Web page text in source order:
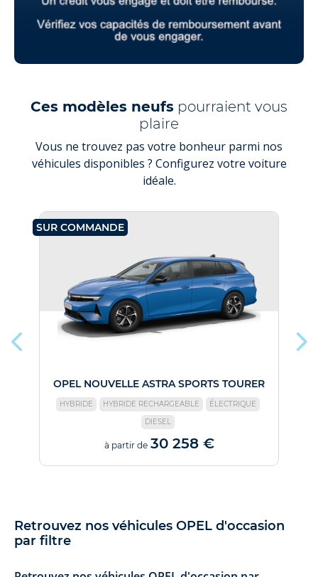
Ces modèles neufs pourraient vous
plaire
Vous ne trouvez pas votre bonheur parmi nos
véhicules disponibles ? Configurez votre voiture
idéale.
SUR COMMANDE
OPEL NOUVELLE ASTRA SPORTS TOURER
HYBRIDE HYBRIDE RECHARGEABLE
ÉLECTRIQUE
DIESEL
à partir de 30 258 €
Retrouvez nos véhicules OPEL d'occasion
par filtre